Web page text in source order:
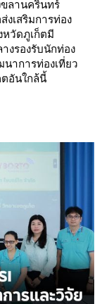
ลานครินทร์
งเสริมการท่อง
หวัดภูเก็ตมี
งรองรับนักท่อง
าการท่องเที่ยว
อันใกล้นี้